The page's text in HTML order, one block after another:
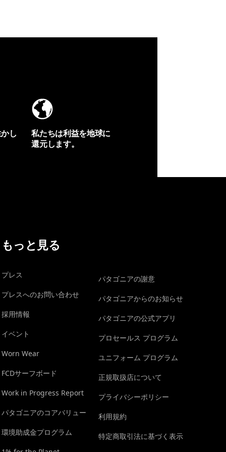
し
私たちは利益を地球に
還元します。
もっと見る
プレス
プレスへのお問い合わせ
採用情報
イベント
Worn Wear
FCDサーフボード
Work in Progress Report
パタゴニアのコアバリュー
環境助成金プログラム
パタゴニアの謝意
パタゴニアからのお知らせ
パタゴニアの公式アプリ
プロセールス プログラム
ユニフォーム プログラム
正規取扱店について
プライバシーポリシー
利用規約
特定商取引法に基づく表示